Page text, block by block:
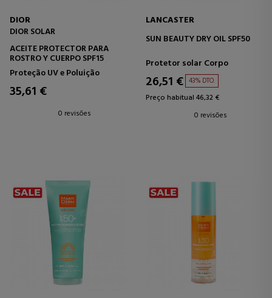
DIOR
DIOR SOLAR
ACEITE PROTECTOR PARA
ROSTRO Y CUERPO SPF15
Proteção UV e Poluição
35,61 €
0 revisões
LANCASTER
SUN BEAUTY DRY OIL SPF50
Protetor solar Corpo
26,51 € 43% DTO.
Preço habitual 46,32 €
0 revisões